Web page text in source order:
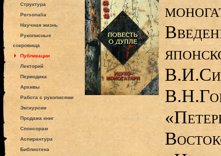
Структура
Personalia
Научная жизнь
Рукописные
сокровища
Публикации
Лекторий
Периодика
Архивы
Работа с рукописями
Экскурсии
Продажа книг
Спонсорам
Аспирантура
Библиотека